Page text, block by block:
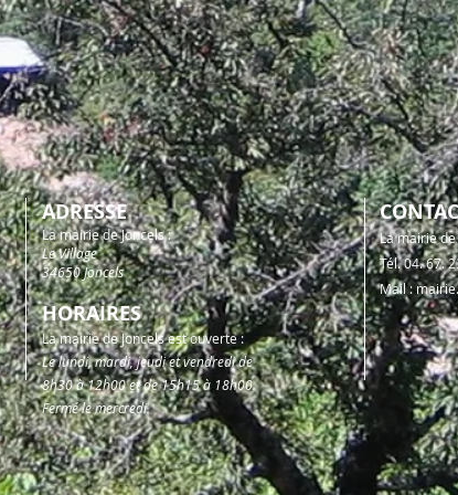
ADRESSE
La mairie de Joncels :
Le Village
34650 Joncels
HORAIRES
La mairie de Joncels est ouverte :
Le lundi, mardi, jeudi et vendredi de
8h30 à 12h00 et de 15h15 à 18h00.
Fermé le mercredi.
La mairie de
Tél. 04. 67.
Mail :